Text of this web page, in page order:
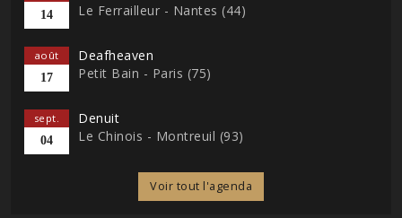
14
Le Ferrailleur - Nantes (44)
août
17
Deafheaven
Petit Bain - Paris (75)
sept.
04
Denuit
Le Chinois - Montreuil (93)
Voir tout l'agenda